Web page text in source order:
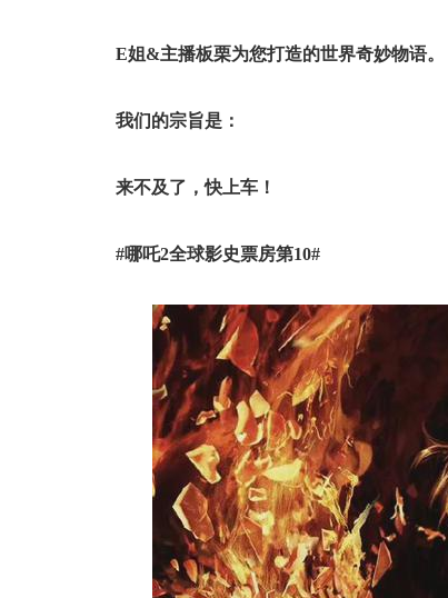
E姐&主播板栗为您打造的世界奇妙物语。
我们的宗旨是：
来不及了，快上车！
#哪吒2全球影史票房第10#